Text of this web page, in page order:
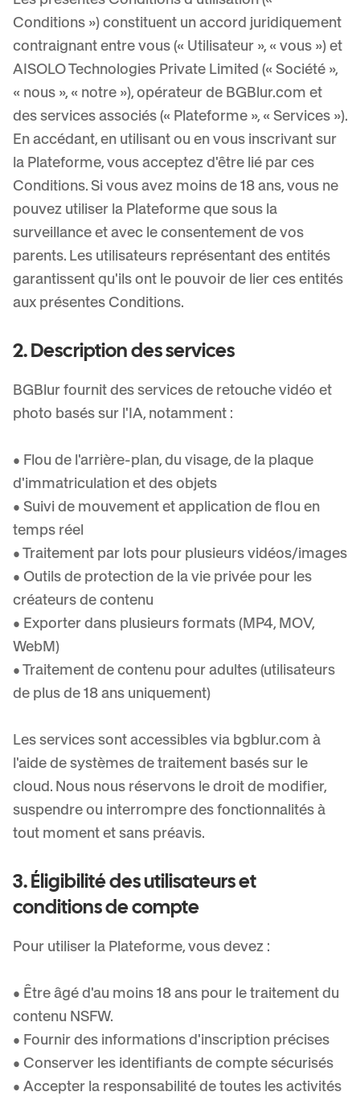
Flouter l'arrière-plan
Flouter n'importe quoi
Flou d'enregistrement d'écran
Flou de conformité RGPD
Interview de rue du vlogueur
Flou gaming et stream
Flouter la plaque
Flouter le visage
Flouter l'arrière-plan
Flouter n'importe quoi
AI Video Object Remover
Flouter un visage sur une photo
Anonymisation des visages
Anonymiseur de Voix
Échange de visage - Image
Échange de visage - Vidéo
Flou vidéo par lot
Traitez plusieurs vidéos en une fois
Caméras de campus, cours et confidentialité de district
Médias et divertissement
Visionnages, sorties et conformité
Commerce de détail et e-commerce
Images de magasins et d'entrepôts
Santé
Gouvernance vidéo clinique et patient
FOIA, divulgation sécurisée et rédaction
Anonymisation faciale en masse
Lots en volume, rétention et SLA
Flotte, dashcam et parking à grande échelle
Pipelines à haut débit
API & SDK
Formulaire de contact
Intelligence vidéo
FAQ
Blog
Whitepapers
Outils
Catégorie
Produits
Choose language
Conditions ») constituent un accord juridiquement
contraignant entre vous (« Utilisateur », « vous ») et
AISOLO Technologies Private Limited (« Société »,
« nous », « notre »), opérateur de BGBlur.com et
des services associés (« Plateforme », « Services »).
En accédant, en utilisant ou en vous inscrivant sur
la Plateforme, vous acceptez d'être lié par ces
Conditions. Si vous avez moins de 18 ans, vous ne
pouvez utiliser la Plateforme que sous la
surveillance et avec le consentement de vos
parents. Les utilisateurs représentant des entités
garantissent qu'ils ont le pouvoir de lier ces entités
aux présentes Conditions.
2. Description des services
BGBlur fournit des services de retouche vidéo et
photo basés sur l'IA, notamment :
• Flou de l'arrière-plan, du visage, de la plaque
d'immatriculation et des objets
• Suivi de mouvement et application de flou en
temps réel
• Traitement par lots pour plusieurs vidéos/images
• Outils de protection de la vie privée pour les
créateurs de contenu
• Exporter dans plusieurs formats (MP4, MOV,
WebM)
• Traitement de contenu pour adultes (utilisateurs
de plus de 18 ans uniquement)
Les services sont accessibles via bgblur.com à
l'aide de systèmes de traitement basés sur le
cloud. Nous nous réservons le droit de modifier,
suspendre ou interrompre des fonctionnalités à
tout moment et sans préavis.
3. Éligibilité des utilisateurs et
conditions de compte
Pour utiliser la Plateforme, vous devez :
• Être âgé d'au moins 18 ans pour le traitement du
contenu NSFW.
• Fournir des informations d'inscription précises
• Conserver les identifiants de compte sécurisés
• Accepter la responsabilité de toutes les activités